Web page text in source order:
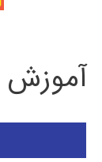
آموزش